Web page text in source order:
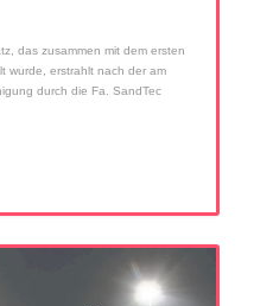
das zusammen mit dem ersten
wurde, erstrahlt nach der am
durch die Fa. SandTec